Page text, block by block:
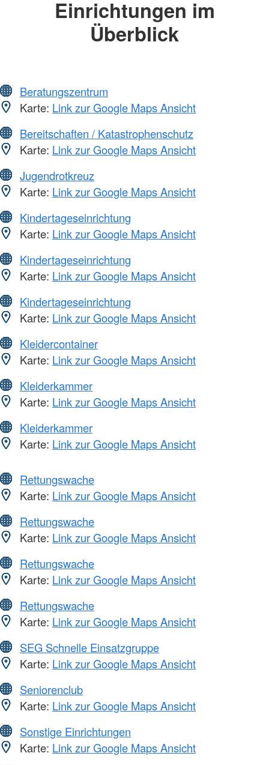
Einrichtungen im
Überblick
Beratungszentrum
Karte: Link zur Google Maps Ansicht
Bereitschaften / Katastrophenschutz
Karte: Link zur Google Maps Ansicht
Jugendrotkreuz
Karte: Link zur Google Maps Ansicht
Kindertageseinrichtung
Karte: Link zur Google Maps Ansicht
Kindertageseinrichtung
Karte: Link zur Google Maps Ansicht
Kindertageseinrichtung
Karte: Link zur Google Maps Ansicht
Kleidercontainer
Karte: Link zur Google Maps Ansicht
Kleiderkammer
Karte: Link zur Google Maps Ansicht
Kleiderkammer
Karte: Link zur Google Maps Ansicht
Rettungswache
Karte: Link zur Google Maps Ansicht
Rettungswache
Karte: Link zur Google Maps Ansicht
Rettungswache
Karte: Link zur Google Maps Ansicht
Rettungswache
Karte: Link zur Google Maps Ansicht
SEG Schnelle Einsatzgruppe
Karte: Link zur Google Maps Ansicht
Seniorenclub
Karte: Link zur Google Maps Ansicht
Sonstige Einrichtungen
Karte: Link zur Google Maps Ansicht